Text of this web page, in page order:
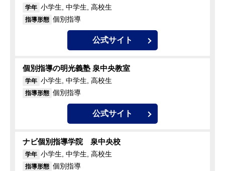
学年 小学生, 中学生, 高校生
指導形態 個別指導
公式サイト
個別指導の明光義塾 泉中央教室
学年 小学生, 中学生, 高校生
指導形態 個別指導
公式サイト
ナビ個別指導学院 泉中央校
学年 小学生, 中学生, 高校生
指導形態 個別指導